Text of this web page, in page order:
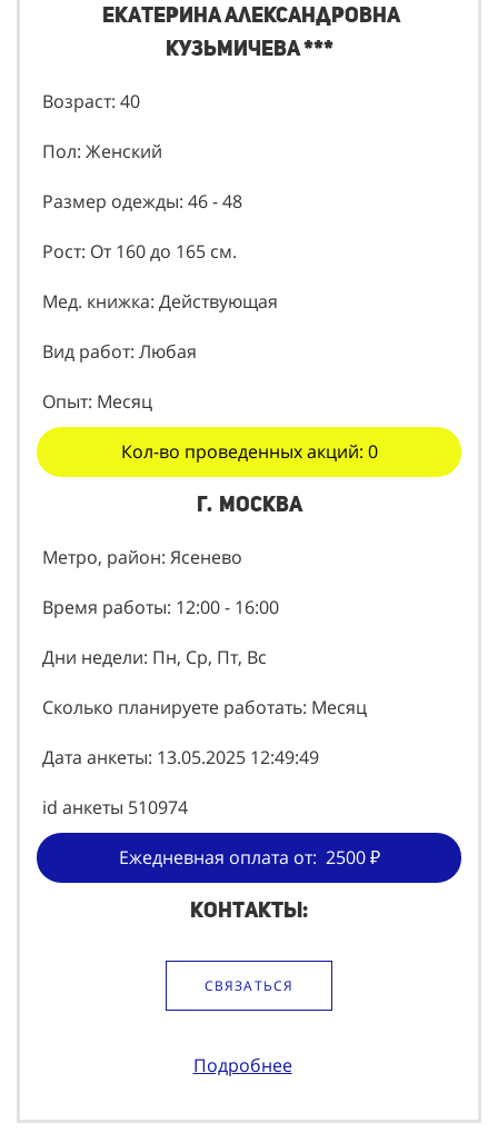
Екатерина Александровна
Кузьмичева ***
Возраст: 40
Пол: Женский
Размер одежды: 46 - 48
Рост: От 160 до 165 см.
Мед. книжка: Действующая
Вид работ: Любая
Опыт: Месяц
Кол-во проведенных акций: 0
г. Москва
Метро, район: Ясенево
Время работы: 12:00 - 16:00
Дни недели: Пн, Ср, Пт, Вс
Сколько планируете работать: Месяц
Дата анкеты: 13.05.2025 12:49:49
id анкеты 510974
Ежедневная оплата от: 2500 ₽
Контакты:
СВЯЗАТЬСЯ
Подробнее